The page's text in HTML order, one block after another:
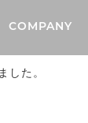
COMPANY
した。